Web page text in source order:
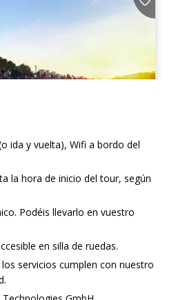
ida y vuelta), Wifi a bordo del
la hora de inicio del tour, según
Podéis llevarlo en vuestro
en silla de ruedas.
servicios cumplen con nuestro